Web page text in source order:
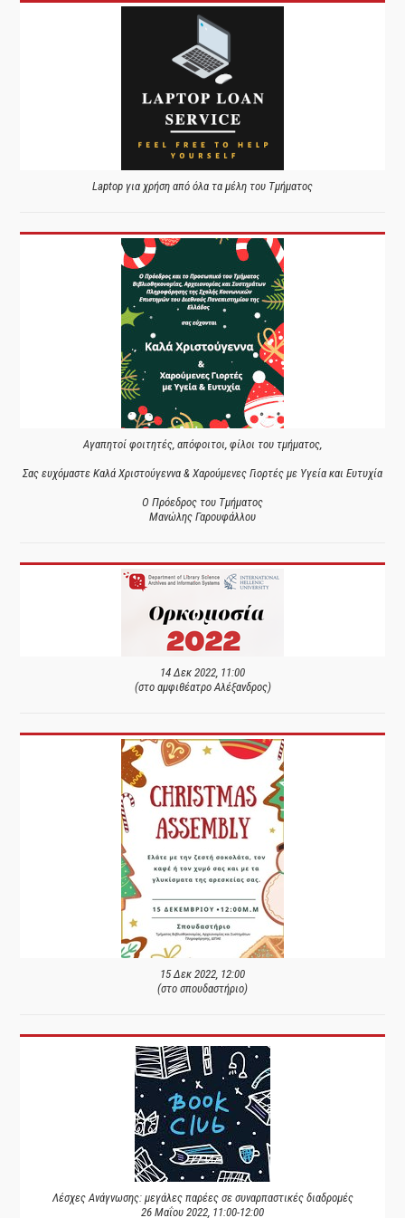
Laptop για χρήση από όλα τα μέλη του Τμήματος
Αγαπητοί φοιτητές, απόφοιτοι, φίλοι του τμήματος,
Σας ευχόμαστε Καλά Χριστούγεννα & Χαρούμενες Γιορτές με Υγεία και Ευτυχία
Ο Πρόεδρος του Τμήματος
Μανώλης Γαρουφάλλου
14 Δεκ 2022, 11:00
(στο αμφιθέατρο Αλέξανδρος)
15 Δεκ 2022, 12:00
(στο σπουδαστήριο)
Λέσχες Ανάγνωσης: μεγάλες παρέες σε συναρπαστικές διαδρομές
26 Μαΐου 2022, 11:00-12:00